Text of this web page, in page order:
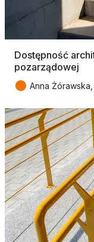
Dostępność
pozarządowej
● Anna